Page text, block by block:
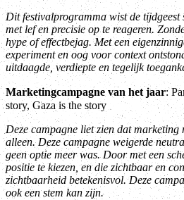
Dit festivalprogramma wist de tijdgeest
met lef en precisie op te reageren.
hype of effectbejag. Met een
experiment en oog voor context
uitdaagde, verdiepte en tegelijk
Marketingcampagne van het jaar:
story, Gaza is the story
Deze campagne liet zien dat
alleen. Deze campagne weigerde
geen optie meer was. Door met een
positie te kiezen, en die zichtbaar en
zichtbaarheid betekenisvol. Deze
ook een stem kan zijn.